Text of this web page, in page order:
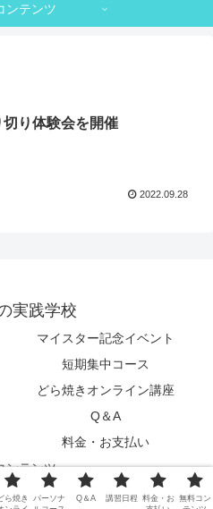
ンテンツ
切り体験会を開催
2022.09.28
実践学校
マイスター記念イベント
短期集中コース
どら焼きオンライン講座
Q＆A
料金・お支払い
ンテンツ
の実践学校 All Rights Reserved.
ら焼き
パーソナ
Q＆A 講習日程 料金・お 無料コン